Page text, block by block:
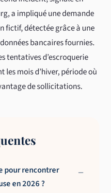
a impliqué une demande
fictif, détectée grâce à une
bancaires fournies.
tentatives d’escroquerie
les mois d’hiver, période où
de sollicitations.
pour rencontrer
en 2026 ?